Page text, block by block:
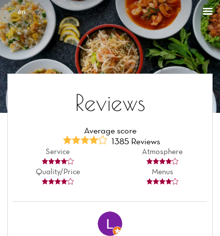
en
Reviews
Average score
1385 Reviews
Service Atmosphere
Quality/Price Menus
Cookies management panel